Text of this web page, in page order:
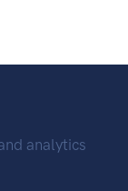
analytics